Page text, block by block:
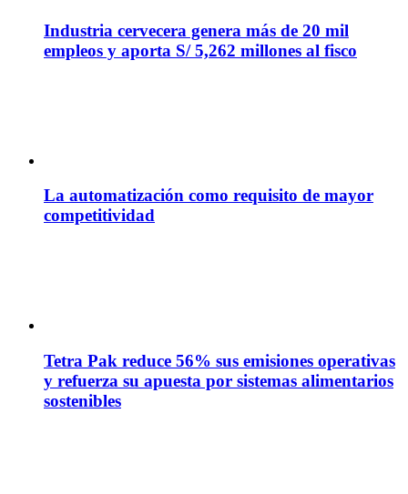
Industria cervecera genera más de 20 mil
empleos y aporta S/ 5,262 millones al fisco
La automatización como requisito de mayor
competitividad
Tetra Pak reduce 56% sus emisiones operativas
y refuerza su apuesta por sistemas alimentarios
sostenibles